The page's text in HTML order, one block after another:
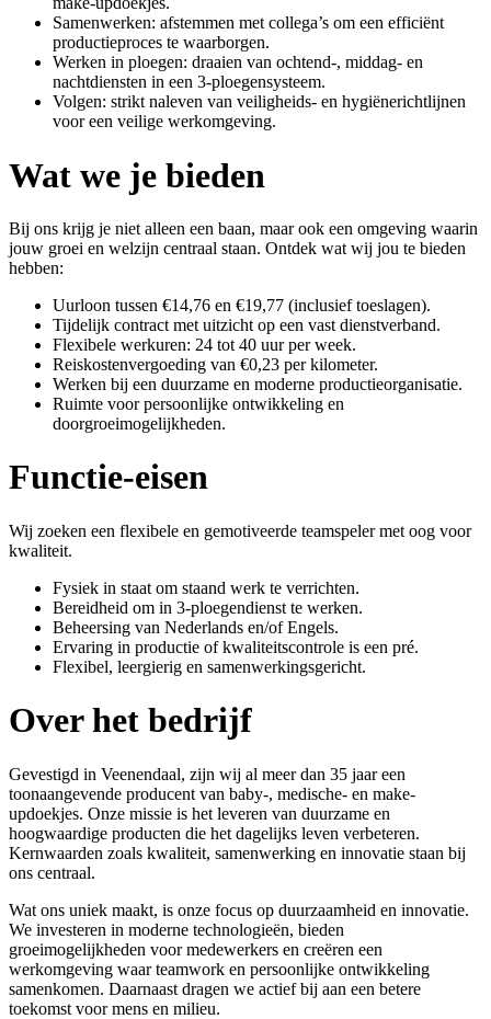
Samenwerken: afstemmen met collega’s om een efficiënt
productieproces te waarborgen.
Werken in ploegen: draaien van ochtend-, middag- en
nachtdiensten in een 3-ploegensysteem.
Volgen: strikt naleven van veiligheids- en hygiënerichtlijnen
voor een veilige werkomgeving.
Wat we je bieden
Bij ons krijg je niet alleen een baan, maar ook een omgeving waarin
jouw groei en welzijn centraal staan. Ontdek wat wij jou te bieden
hebben:
Uurloon tussen €14,76 en €19,77 (inclusief toeslagen).
Tijdelijk contract met uitzicht op een vast dienstverband.
Flexibele werkuren: 24 tot 40 uur per week.
Reiskostenvergoeding van €0,23 per kilometer.
Werken bij een duurzame en moderne productieorganisatie.
Ruimte voor persoonlijke ontwikkeling en
doorgroeimogelijkheden.
Functie-eisen
Wij zoeken een flexibele en gemotiveerde teamspeler met oog voor
kwaliteit.
Fysiek in staat om staand werk te verrichten.
Bereidheid om in 3-ploegendienst te werken.
Beheersing van Nederlands en/of Engels.
Ervaring in productie of kwaliteitscontrole is een pré.
Flexibel, leergierig en samenwerkingsgericht.
Over het bedrijf
Gevestigd in Veenendaal, zijn wij al meer dan 35 jaar een
toonaangevende producent van baby-, medische- en make-
updoekjes. Onze missie is het leveren van duurzame en
hoogwaardige producten die het dagelijks leven verbeteren.
Kernwaarden zoals kwaliteit, samenwerking en innovatie staan bij
ons centraal.
Wat ons uniek maakt, is onze focus op duurzaamheid en innovatie.
We investeren in moderne technologieën, bieden
groeimogelijkheden voor medewerkers en creëren een
werkomgeving waar teamwork en persoonlijke ontwikkeling
samenkomen. Daarnaast dragen we actief bij aan een betere
toekomst voor mens en milieu.